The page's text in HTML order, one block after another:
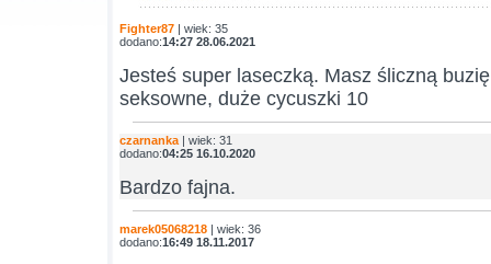
Fighter87 | wiek: 35
dodano:14:27 28.06.2021
Jesteś super laseczką. Masz śliczną
seksowne, duże cycuszki 10
czarnanka | wiek: 31
dodano:04:25 16.10.2020
Bardzo fajna.
marek05068218 | wiek: 36
dodano:16:49 18.11.2017